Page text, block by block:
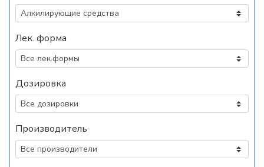
Лек. форма
Дозировка
Производитель